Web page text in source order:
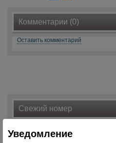
Комментарии (0)
Оставить комментарий
Свежий номер
Уведомление